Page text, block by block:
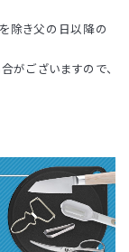
除き父の日以降の
がございますので、